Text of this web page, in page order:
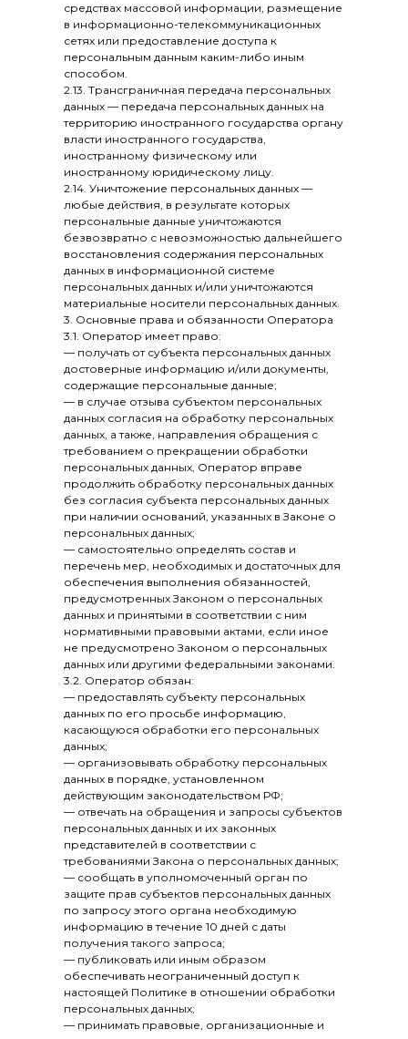
средствах массовой информации, размещение
в информационно-телекоммуникационных
сетях или предоставление доступа к
персональным данным каким-либо иным
способом.
2.13. Трансграничная передача персональных
данных — передача персональных данных на
территорию иностранного государства органу
власти иностранного государства,
иностранному физическому или
иностранному юридическому лицу.
2.14. Уничтожение персональных данных —
любые действия, в результате которых
персональные данные уничтожаются
безвозвратно с невозможностью дальнейшего
восстановления содержания персональных
данных в информационной системе
персональных данных и/или уничтожаются
материальные носители персональных данных.
3. Основные права и обязанности Оператора
3.1. Оператор имеет право:
— получать от субъекта персональных данных
достоверные информацию и/или документы,
содержащие персональные данные;
— в случае отзыва субъектом персональных
данных согласия на обработку персональных
данных, а также, направления обращения с
требованием о прекращении обработки
персональных данных, Оператор вправе
продолжить обработку персональных данных
без согласия субъекта персональных данных
при наличии оснований, указанных в Законе о
персональных данных;
— самостоятельно определять состав и
перечень мер, необходимых и достаточных для
обеспечения выполнения обязанностей,
предусмотренных Законом о персональных
данных и принятыми в соответствии с ним
нормативными правовыми актами, если иное
не предусмотрено Законом о персональных
данных или другими федеральными законами.
3.2. Оператор обязан:
— предоставлять субъекту персональных
данных по его просьбе информацию,
касающуюся обработки его персональных
данных;
— организовывать обработку персональных
данных в порядке, установленном
действующим законодательством РФ;
— отвечать на обращения и запросы субъектов
персональных данных и их законных
представителей в соответствии с
требованиями Закона о персональных данных;
— сообщать в уполномоченный орган по
защите прав субъектов персональных данных
по запросу этого органа необходимую
информацию в течение 10 дней с даты
получения такого запроса;
— публиковать или иным образом
обеспечивать неограниченный доступ к
настоящей Политике в отношении обработки
персональных данных;
— принимать правовые, организационные и